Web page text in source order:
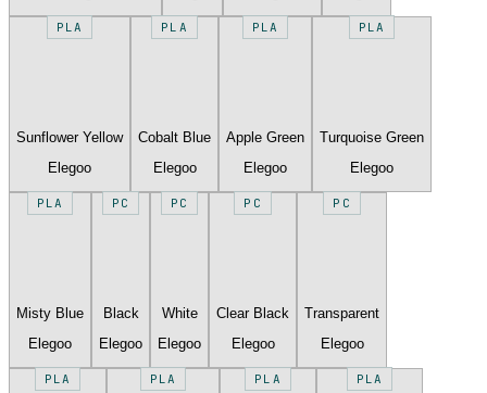
PLA
Sunflower Yellow
Elegoo
PLA
Cobalt Blue
Elegoo
PLA
Apple Green
Elegoo
PLA
Turquoise Green
Elegoo
PLA
Misty Blue
Elegoo
PC
Black
Elegoo
PC
White
Elegoo
PC
Clear Black
Elegoo
PC
Transparent
Elegoo
PLA PLA PLA PLA